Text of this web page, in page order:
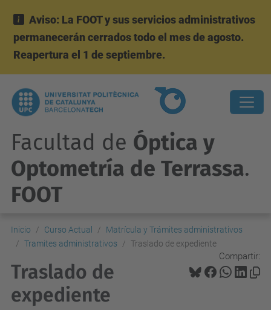
Aviso: La FOOT y sus servicios administrativos
permanecerán cerrados todo el mes de agosto.
Reapertura el 1 de septiembre.
Facultad de Óptica y
Optometría de Terrassa.
FOOT
Inicio Curso Actual
Matrícula y Trámites administrativos
Tramites administrativos
Traslado de expediente
Compartir:
Traslado de
expediente